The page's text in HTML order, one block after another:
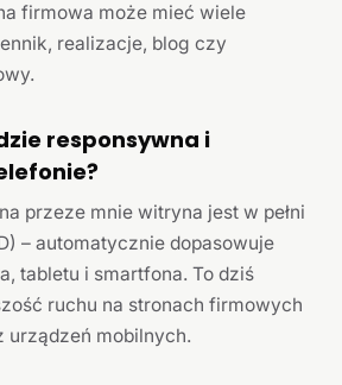
firmowa może mieć wiele
realizacje, blog czy
responsywna i
przeze mnie witryna jest w pełni
– automatycznie dopasowuje
tabletu i smartfona. To dziś
ruchu na stronach firmowych
urządzeń mobilnych.